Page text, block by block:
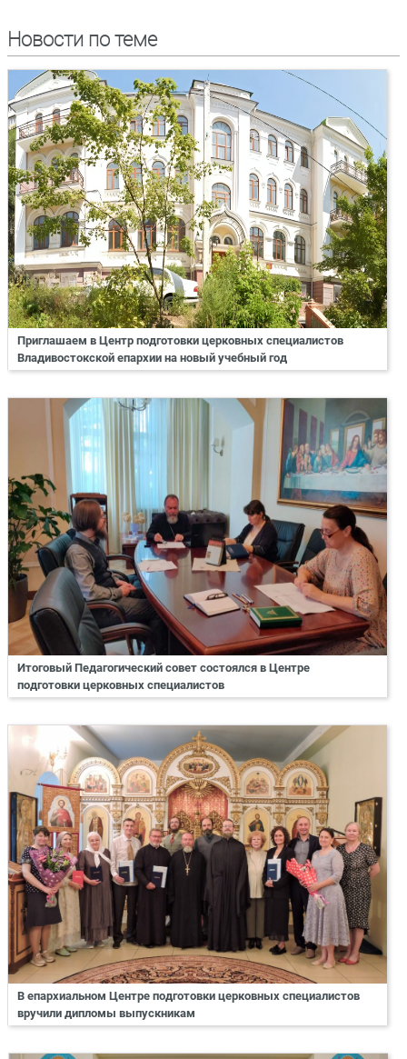
Новости по теме
Приглашаем в Центр подготовки церковных специалистов
Владивостокской епархии на новый учебный год
Итоговый Педагогический совет состоялся в Центре
подготовки церковных специалистов
В епархиальном Центре подготовки церковных специалистов
вручили дипломы выпускникам